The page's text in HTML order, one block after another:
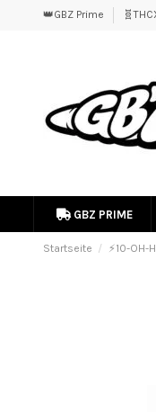
👑GBZ Prime
GBZ PRIME
Startseite ⚡10-OH-